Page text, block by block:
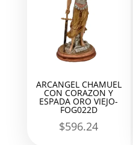
ARCANGEL CHAMUEL
CON CORAZON Y
ESPADA ORO VIEJO-
FOG022D
$596.24